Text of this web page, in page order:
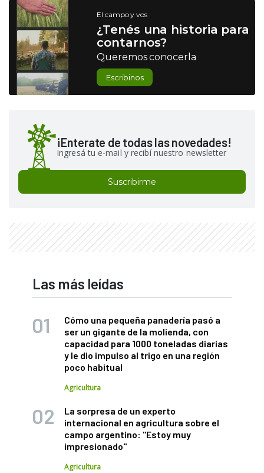
El campo y vos
¿Tenés una historia para
contarnos?
Queremos conocerla
Escribinos
¡Enterate de todas las novedades!
Ingresá tu e-mail y recibí nuestro newsletter
Suscribirme
Las más leídas
Cómo una pequeña panadería pasó a
ser un gigante de la molienda, con
capacidad para 1000 toneladas diarias
y le dio impulso al trigo en una región
poco habitual
Agricultura
La sorpresa de un experto
internacional en agricultura sobre el
campo argentino: "Estoy muy
impresionado"
Agricultura